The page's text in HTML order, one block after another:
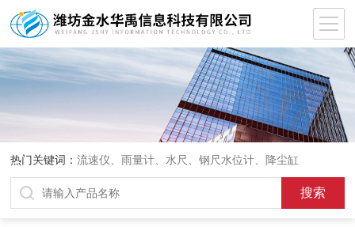
热门关键词：流速仪、雨量计、水尺、钢尺水位计、降尘缸